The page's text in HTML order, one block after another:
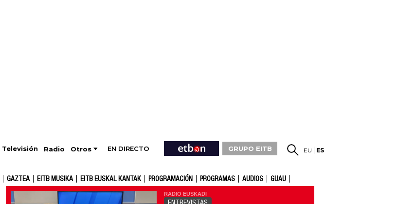
Televisión Radio Otros EN DIRECTO GRUPO EITB EU ES
GAZTEA EITB MUSIKA EITB EUSKAL KANTAK PROGRAMACIÓN PROGRAMAS AUDIOS GUAU
RADIO EUSKADI